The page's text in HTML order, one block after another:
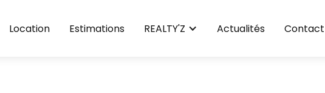
Location Estimations REALTY'Z Actualités Contact